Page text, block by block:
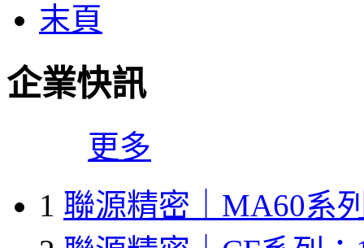
末頁
企業快訊
更多
1 聯源精密｜MA60系